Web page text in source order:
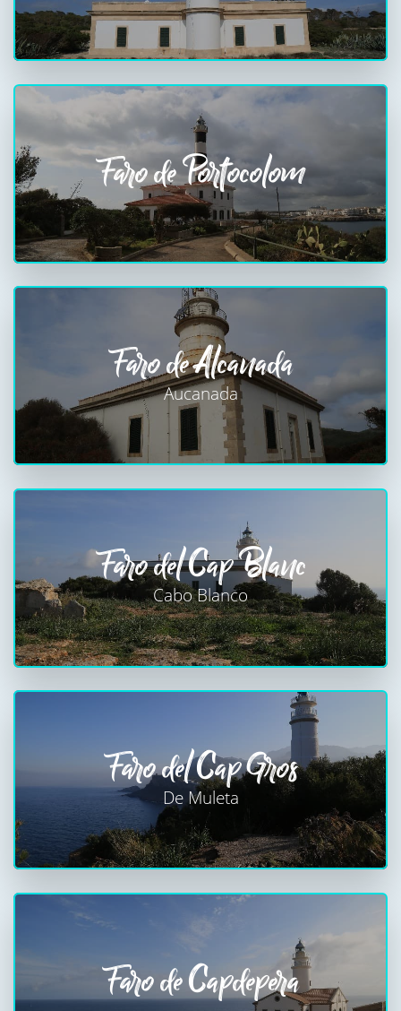
Faro de Portocolom
Faro de Alcanada
Aucanada
Faro del Cap Blanc
Cabo Blanco
Faro del Cap Gros
De Muleta
Faro de Capdepera